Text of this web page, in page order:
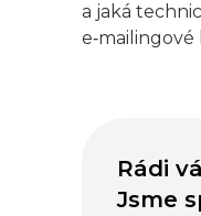
a jaká
Rádi
Jsme